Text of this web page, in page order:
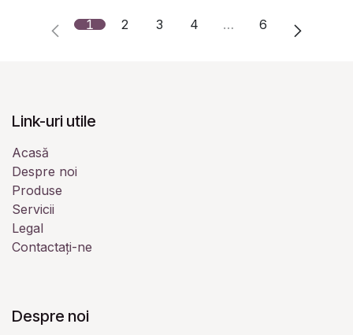
1 2 3 4 … 6
Link-uri utile
Acasă
Despre noi
Produse
Servicii
Legal
Contactați-ne
Despre noi